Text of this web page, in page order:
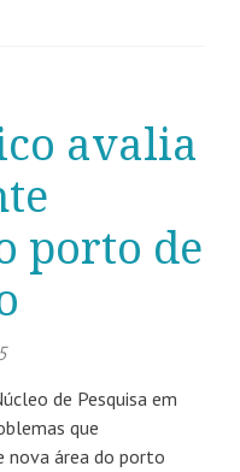
avalia
porto de
de Pesquisa em
que
nova área do porto